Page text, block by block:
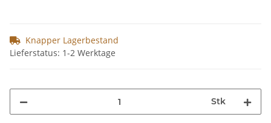
Knapper Lagerbestand
Lieferstatus: 1-2 Werktage
Stk